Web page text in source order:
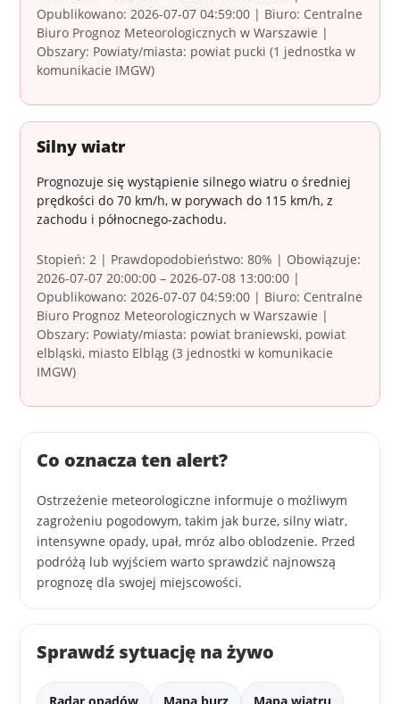
Opublikowano: 2026-07-07 04:59:00 | Biuro: Centralne
Biuro Prognoz Meteorologicznych w Warszawie |
Obszary: Powiaty/miasta: powiat pucki (1 jednostka w
komunikacie IMGW)
Silny wiatr
Prognozuje się wystąpienie silnego wiatru o średniej
prędkości do 70 km/h, w porywach do 115 km/h, z
zachodu i północnego-zachodu.
Stopień: 2 | Prawdopodobieństwo: 80% | Obowiązuje:
2026-07-07 20:00:00 – 2026-07-08 13:00:00 |
Opublikowano: 2026-07-07 04:59:00 | Biuro: Centralne
Biuro Prognoz Meteorologicznych w Warszawie |
Obszary: Powiaty/miasta: powiat braniewski, powiat
elbląski, miasto Elbląg (3 jednostki w komunikacie
IMGW)
Co oznacza ten alert?
Ostrzeżenie meteorologiczne informuje o możliwym
zagrożeniu pogodowym, takim jak burze, silny wiatr,
intensywne opady, upał, mróz albo oblodzenie. Przed
podróżą lub wyjściem warto sprawdzić najnowszą
prognozę dla swojej miejscowości.
Sprawdź sytuację na żywo